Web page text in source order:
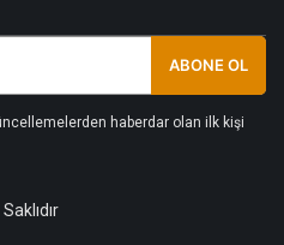
ABONE OL
haberdar olan ilk kişi